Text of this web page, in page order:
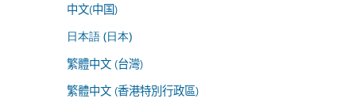
中文(中国)
日本語 (日本)
繁體中文 (台灣)
繁體中文 (香港特別行政區)